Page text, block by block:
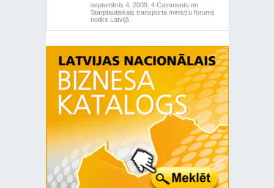
septembris 4, 2009, 4 Comments on
Starptautiskais transporta ministru forums
notiks Latvijā